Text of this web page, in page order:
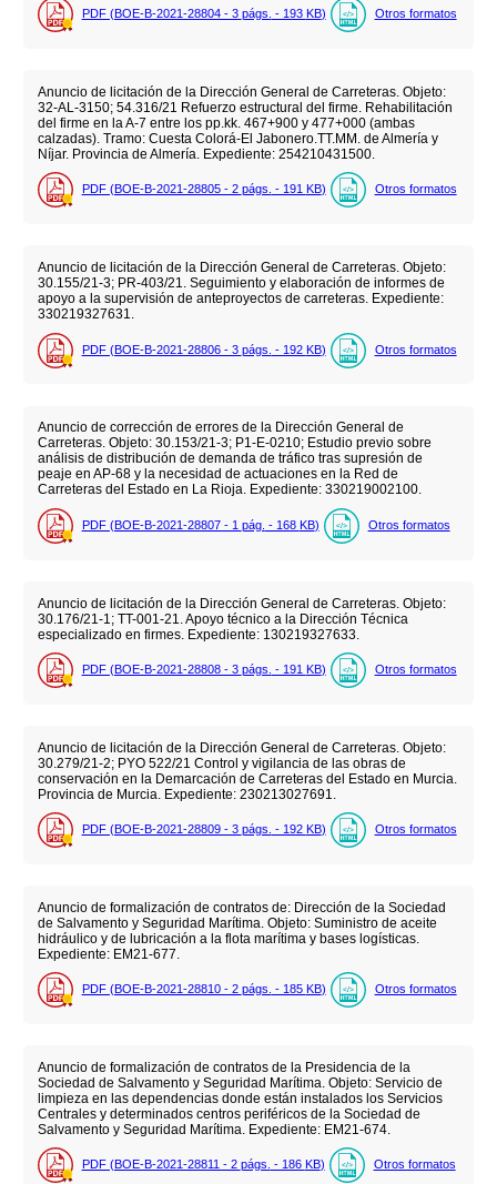
PDF (BOE-B-2021-28804 - 3 págs. - 193 KB) Otros formatos
Anuncio de licitación de la Dirección General de Carreteras. Objeto:
32-AL-3150; 54.316/21 Refuerzo estructural del firme. Rehabilitación
del firme en la A-7 entre los pp.kk. 467+900 y 477+000 (ambas
calzadas). Tramo: Cuesta Colorá-El Jabonero.TT.MM. de Almería y
Níjar. Provincia de Almería. Expediente: 254210431500.
PDF (BOE-B-2021-28805 - 2 págs. - 191 KB) Otros formatos
Anuncio de licitación de la Dirección General de Carreteras. Objeto:
30.155/21-3; PR-403/21. Seguimiento y elaboración de informes de
apoyo a la supervisión de anteproyectos de carreteras. Expediente:
330219327631.
PDF (BOE-B-2021-28806 - 3 págs. - 192 KB) Otros formatos
Anuncio de corrección de errores de la Dirección General de
Carreteras. Objeto: 30.153/21-3; P1-E-0210; Estudio previo sobre
análisis de distribución de demanda de tráfico tras supresión de
peaje en AP-68 y la necesidad de actuaciones en la Red de
Carreteras del Estado en La Rioja. Expediente: 330219002100.
PDF (BOE-B-2021-28807 - 1 pág. - 168 KB) Otros formatos
Anuncio de licitación de la Dirección General de Carreteras. Objeto:
30.176/21-1; TT-001-21. Apoyo técnico a la Dirección Técnica
especializado en firmes. Expediente: 130219327633.
PDF (BOE-B-2021-28808 - 3 págs. - 191 KB) Otros formatos
Anuncio de licitación de la Dirección General de Carreteras. Objeto:
30.279/21-2; PYO 522/21 Control y vigilancia de las obras de
conservación en la Demarcación de Carreteras del Estado en Murcia.
Provincia de Murcia. Expediente: 230213027691.
PDF (BOE-B-2021-28809 - 3 págs. - 192 KB) Otros formatos
Anuncio de formalización de contratos de: Dirección de la Sociedad
de Salvamento y Seguridad Marítima. Objeto: Suministro de aceite
hidráulico y de lubricación a la flota marítima y bases logísticas.
Expediente: EM21-677.
PDF (BOE-B-2021-28810 - 2 págs. - 185 KB) Otros formatos
Anuncio de formalización de contratos de la Presidencia de la
Sociedad de Salvamento y Seguridad Marítima. Objeto: Servicio de
limpieza en las dependencias donde están instalados los Servicios
Centrales y determinados centros periféricos de la Sociedad de
Salvamento y Seguridad Marítima. Expediente: EM21-674.
PDF (BOE-B-2021-28811 - 2 págs. - 186 KB) Otros formatos